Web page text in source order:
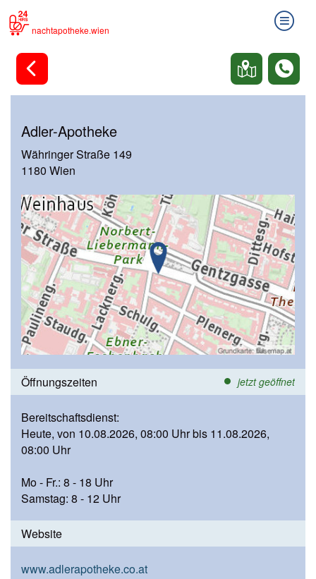
nachtapotheke.wien
Adler-Apotheke
Währinger Straße 149
1180 Wien
Öffnungszeiten jetzt geöffnet
Bereitschaftsdienst:
Heute, von 10.08.2026, 08:00 Uhr bis 11.08.2026,
08:00 Uhr
Mo - Fr.: 8 - 18 Uhr
Samstag: 8 - 12 Uhr
Website
www.adlerapotheke.co.at